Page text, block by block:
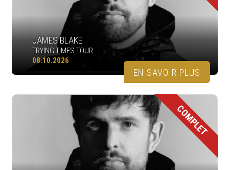
JAMES BLAKE
TRYING TIMES TOUR
08.10.2026
EN SAVOIR PLUS
COMPLET